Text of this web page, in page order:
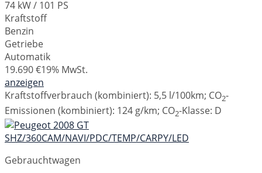
74 kW / 101 PS
Kraftstoff
Benzin
Getriebe
Automatik
19.690 €19% MwSt.
anzeigen
Kraftstoffverbrauch (kombiniert): 5,5 l/100km; CO2-
Emissionen (kombiniert): 124 g/km; CO2-Klasse: D
Gebrauchtwagen